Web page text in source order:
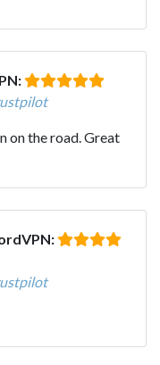
on the road. Great